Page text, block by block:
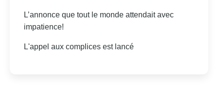
L’annonce que tout le monde attendait avec
impatience!
L'appel aux complices est lancé